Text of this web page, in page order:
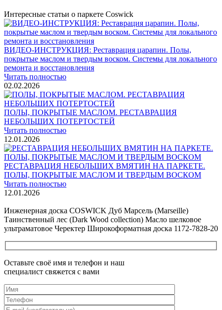
Интересные статьи о паркете Coswick
ВИДЕО-ИНСТРУКЦИЯ: Реставрация царапин. Полы,
покрытые маслом и твердым воском. Системы для локального
ремонта и восстановления
Читать полностью
02.02.2026
ПОЛЫ, ПОКРЫТЫЕ МАСЛОМ. РЕСТАВРАЦИЯ
НЕБОЛЬШИХ ПОТЕРТОСТЕЙ
Читать полностью
12.01.2026
РЕСТАВРАЦИЯ НЕБОЛЬШИХ ВМЯТИН НА ПАРКЕТЕ.
ПОЛЫ, ПОКРЫТЫЕ МАСЛОМ И ТВЕРДЫМ ВОСКОМ
Читать полностью
12.01.2026
Инженерная доска COSWICK Дуб Марсель (Marseille)
Таинственный лес (Dark Wood collection) Масло шелковое
ультраматовое Черектер Широкоформатная доска 1172-7828-20
Оставьте своё имя и телефон и наш
специалист свяжется с вами